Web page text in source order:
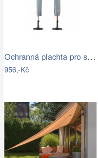
Ochranná plachta pro slunečníky - GD
956,-Kč